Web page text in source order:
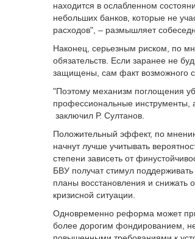
находится в ослабленном
небольших банков, которые не
расходов", – размышляет
Наконец, серьезным риском, по
обязательств. Если заранее не
защищены, сам факт возможного
"Поэтому механизм поглощения
профессиональные инструменты,
заключил Р. Султанов.
Положительный эффект, по
начнут лучше учитывать
степени зависеть от
БВУ получат стимул
планы восстановления и снижать
кризисной ситуации.
Одновременно реформа может
более дорогим фондированием,